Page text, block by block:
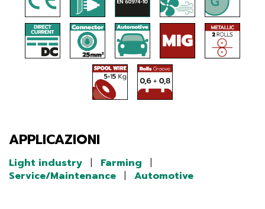
APPLICAZIONI
Light industry | Farming
|
Service/Maintenance | Automotive